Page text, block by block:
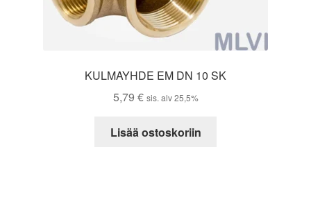
KULMAYHDE EM DN 10 SK
5,79 € sis. alv 25,5%
Lisää ostoskoriin